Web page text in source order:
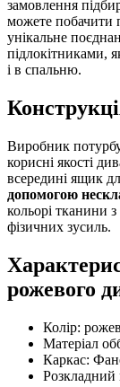
замовлення
можете побачити
унікальне
підлокітниками,
і в спальню.
Виробник
корисні якості
всередині ящик
допомогою
кольорі тканини
фізичних зусиль.
рожевого
Колір:
Матеріал
Каркас:
Розкладний